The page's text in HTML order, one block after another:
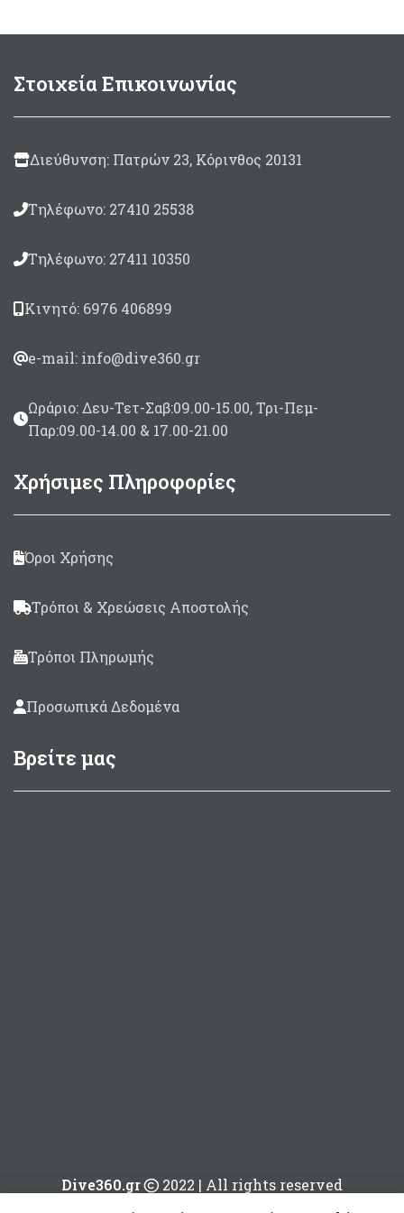
Στοιχεία Επικοινωνίας
Διεύθυνση: Πατρών 23, Κόρινθος 20131
Τηλέφωνο: 27410 25538
Τηλέφωνο: 27411 10350
Κινητό: 6976 406899
e-mail: info@dive360.gr
Ωράριο: Δευ-Τετ-Σαβ:09.00-15.00, Τρι-Πεμ-
Παρ:09.00-14.00 & 17.00-21.00
Χρήσιμες Πληροφορίες
Όροι Χρήσης
Τρόποι & Χρεώσεις Αποστολής
Τρόποι Πληρωμής
Προσωπικά Δεδομένα
Βρείτε μας
Dive360.gr
2022 | All rights reserved